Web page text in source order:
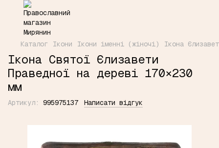
Каталог Ікони Ікони іменні (жіночі) Ікона
Ікона Святої Єлизавети
Праведної на дереві 170×230
мм
Артикул: 995975137 Написати відгук